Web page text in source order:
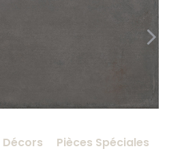
Décors Pièces Spéciales